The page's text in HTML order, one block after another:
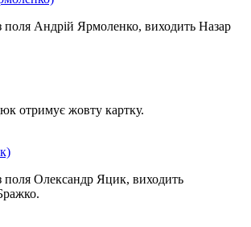
поля Андрій Ярмоленко, виходить Назар
отримує жовту картку.
поля Олександр Яцик, виходить